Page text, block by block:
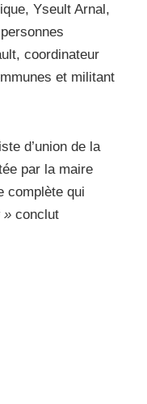
Yseult Arnal,
coordinateur
et militant
d’union de la
par la maire
complète qui
» conclut